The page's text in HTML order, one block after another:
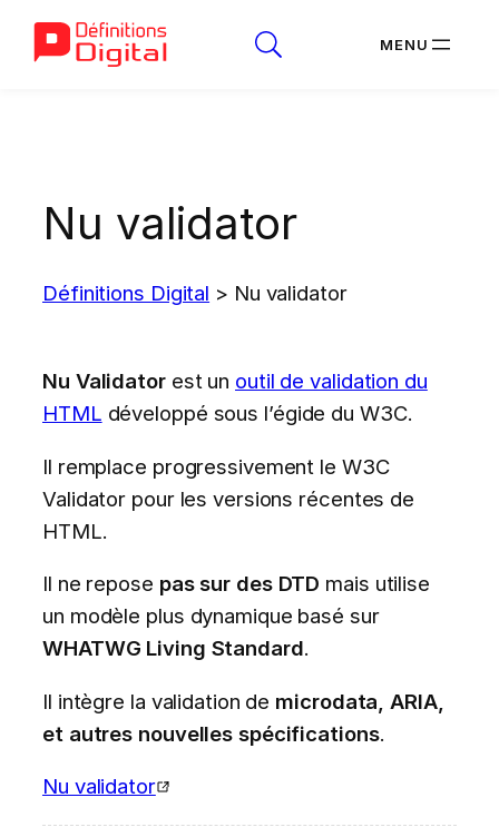
Nu validator
Définitions Digital > Nu validator
Nu Validatorest un outil de validation du
HTML développé sous l’égide du W3C.
Il remplace progressivement le W3C
Validator pour les versions récentes de
HTML.
Il ne repose pas sur des DTD mais utilise
un modèle plus dynamique basé sur
WHATWG Living Standard.
Il intègre la validation de microdata, ARIA,
et autres nouvelles spécifications.
Nu validator